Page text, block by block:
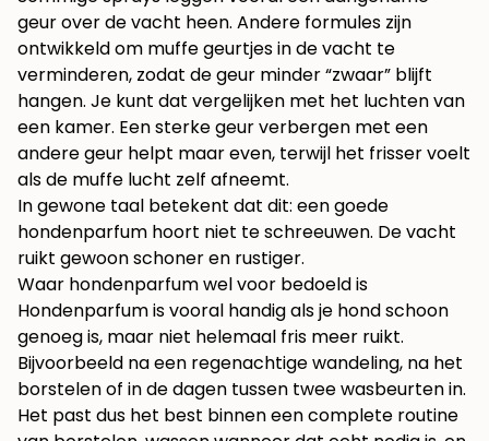
geur over de vacht heen. Andere formules zijn
ontwikkeld om muffe geurtjes in de vacht te
verminderen, zodat de geur minder “zwaar” blijft
hangen. Je kunt dat vergelijken met het luchten van
een kamer. Een sterke geur verbergen met een
andere geur helpt maar even, terwijl het frisser voelt
als de muffe lucht zelf afneemt.
In gewone taal betekent dat dit: een goede
hondenparfum hoort niet te schreeuwen. De vacht
ruikt gewoon schoner en rustiger.
Waar hondenparfum wel voor bedoeld is
Hondenparfum is vooral handig als je hond schoon
genoeg is, maar niet helemaal fris meer ruikt.
Bijvoorbeeld na een regenachtige wandeling, na het
borstelen of in de dagen tussen twee wasbeurten in.
Het past dus het best binnen een complete routine